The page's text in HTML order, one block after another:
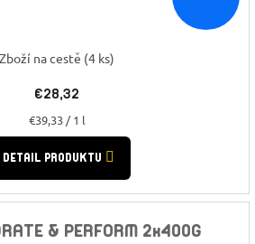
Zboží na cestě (4 ks)
€28,32
Jednotková
cena:
€39,33 / 1 l
DETAIL PRODUKTU
& PERFORM 2x400G